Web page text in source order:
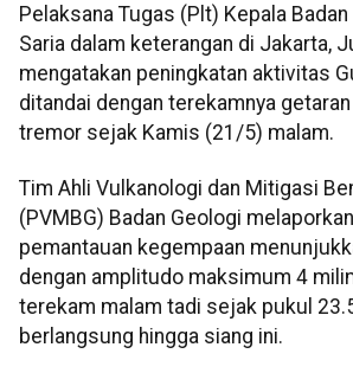
Pelaksana Tugas (Plt) Kepala
Saria dalam keterangan di Jakarta,
mengatakan peningkatan aktivitas
ditandai dengan terekamnya
tremor sejak Kamis (21/5) malam.
Tim Ahli Vulkanologi dan Mitigasi
(PVMBG) Badan Geologi
pemantauan kegempaan
dengan amplitudo maksimum 4
terekam malam tadi sejak pukul
berlangsung hingga siang ini.